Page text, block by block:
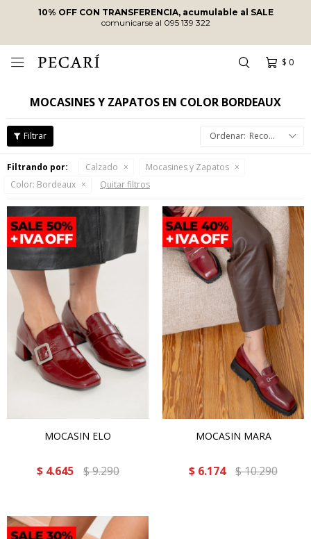
10% OFF CON TRANSFERENCIA, acumulable al SALE
comunicarse al 095 139 322
$ 0

MOCASINES Y ZAPATOS EN COLOR BORDEAUX
Recomendados
Filtrando por: Calzado
Mocasines y Zapatos
Color: Bordeaux Quitar filtros
MOCASIN ELO
$ 4.645 $9.290
MOCASIN MARA
$ 6.174 $10.290